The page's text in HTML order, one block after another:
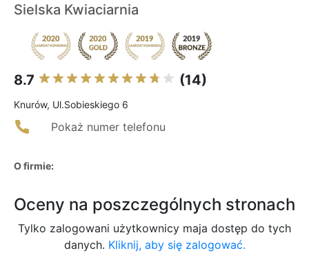
Sielska Kwiaciarnia
8.7 (14)
Knurów, Ul.Sobieskiego 6
Pokaż numer telefonu
O firmie:
Oceny na poszczególnych stronach
Tylko zalogowani użytkownicy maja dostęp do tych
danych. Kliknij, aby się zalogować.